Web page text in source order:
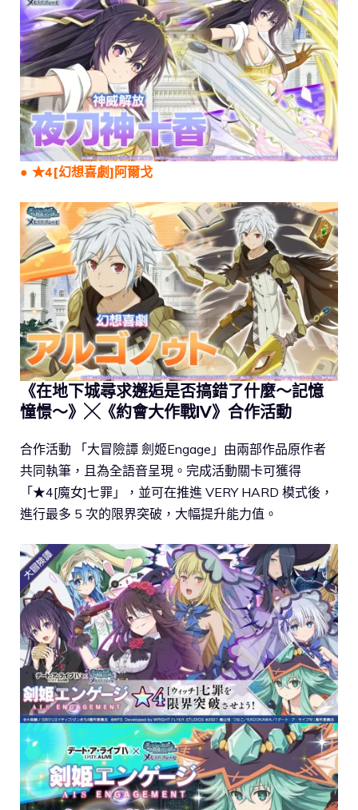
● ★4[幻想喜劇]阿爾戈
《在地下城尋求邂逅是否搞錯了什麼～記憶
憧憬～》╳《約會大作戰IV》合作活動
合作活動 「大冒險譚 劍姬Engage」由兩部作品原作者
共同執筆，且為全語音呈現。完成活動關卡可獲得
「★4[魔女]七罪」，並可在推進 VERY HARD 模式後，
進行最多 5 次的限界突破，大幅提升能力值。